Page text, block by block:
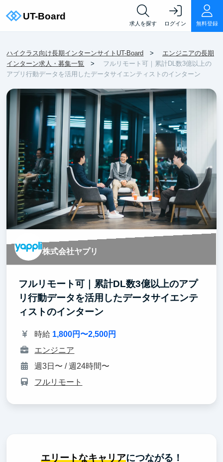
求人を探す ログイン 無料登録
ハイクラス向け長期インターンサイトUT-Board
エンジニアの長期
インターン求人・募集一覧
フルリモート可｜累計DL数3億以上の
アプリ行動データを活用したデータサイエンティストのインターン
株式会社ヤプリ
フルリモート可｜累計DL数3億以上のアプ
リ行動データを活用したデータサイエンテ
ィストのインターン
時給 1,800円〜2,500円
エンジニア
週3日〜 / 週24時間〜
フルリモート
エリートなキャリアにつながる！